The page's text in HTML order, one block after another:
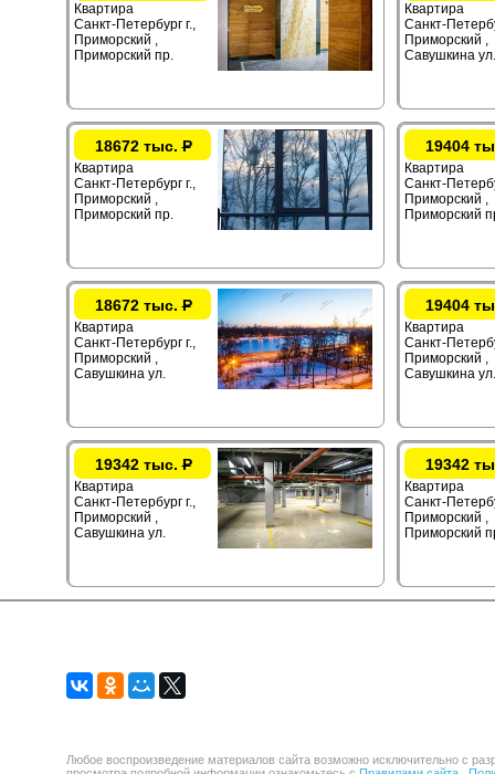
Квартира
Санкт-Петербург г.,
Приморский ,
Приморский пр.
Квартира
Санкт-
Приморский ,
Савушкина ул.
18672 тыс.Р
Квартира
Санкт-Петербург г.,
Приморский ,
Приморский пр.
19404
Квартира
Санкт-
Приморский ,
Приморский
18672 тыс.Р
Квартира
Санкт-Петербург г.,
Приморский ,
Савушкина ул.
19404
Квартира
Санкт-
Приморский ,
Савушкина ул.
19342 тыс.Р
Квартира
Санкт-Петербург г.,
Приморский ,
Савушкина ул.
19342
Квартира
Санкт-
Приморский ,
Приморский
Любое воспроизведение материалов сайта возможно исключительно с